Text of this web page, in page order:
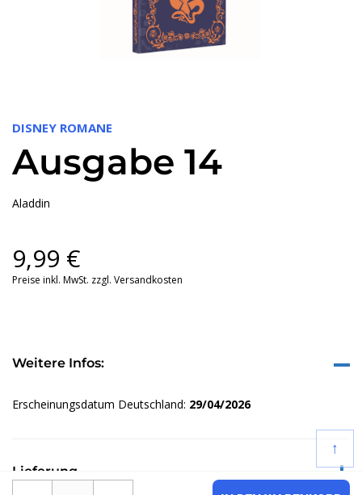
DISNEY ROMANE
Ausgabe 14
Aladdin
9,99 €
Preise inkl. MwSt. zzgl. Versandkosten
Weitere Infos:
Erscheinungsdatum Deutschland: 29/04/2026
Lieferung
↑